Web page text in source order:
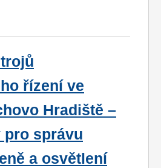
řízení ve
Hradiště –
pro správu
a osvětlení